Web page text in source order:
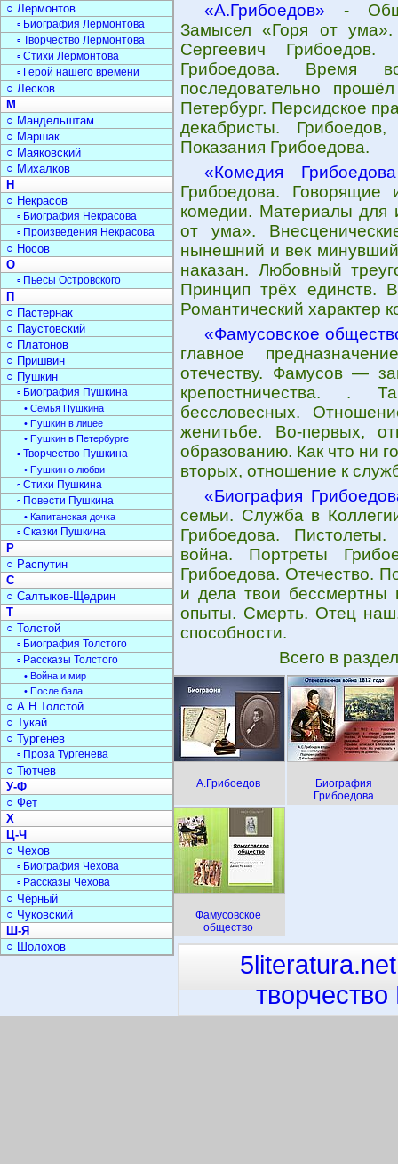
«А.Грибоедов» -
Замысел «Горя от ума».
Сергеевич
Грибоедова. Время
последовательно
Петербург. Персидское
декабристы.
Показания Грибоедова.
«Комедия
Грибоедова.
комедии. Материалы для
от ума».
нынешний и век
наказан. Любовный
Принцип трёх единств.
Романтический характер
«Фамусовское
главное
отечеству. Фамусов —
крепостничества. .
бессловесных.
женитьбе. Во-первых,
образованию. Как что ни
вторых, отношение к
«Биография
семьи. Служба в
Грибоедова.
война. Портреты
Грибоедова. Отечество.
и дела твои бессмертны
опыты. Смерть. Отец
способности.
Всего в
А.Грибоедов
Биография
Грибоедова
Фамусовское
общество
○ Лермонтов
▫ Биография Лермонтова
▫ Творчество Лермонтова
▫ Стихи Лермонтова
▫ Герой нашего времени
○ Лесков
М
○ Мандельштам
○ Маршак
○ Маяковский
○ Михалков
Н
○ Некрасов
▫ Биография Некрасова
▫ Произведения Некрасова
○ Носов
О
▫ Пьесы Островского
П
○ Пастернак
○ Паустовский
○ Платонов
○ Пришвин
○ Пушкин
▫ Биография Пушкина
• Семья Пушкина
• Пушкин в лицее
• Пушкин в Петербурге
▫ Творчество Пушкина
• Пушкин о любви
▫ Стихи Пушкина
▫ Повести Пушкина
• Капитанская дочка
▫ Сказки Пушкина
Р
○ Распутин
С
○ Салтыков-Щедрин
Т
○ Толстой
▫ Биография Толстого
▫ Рассказы Толстого
• Война и мир
• После бала
○ А.Н.Толстой
○ Тукай
○ Тургенев
▫ Проза Тургенева
○ Тютчев
У-Ф
○ Фет
Х
Ц-Ч
○ Чехов
▫ Биография Чехова
▫ Рассказы Чехова
○ Чёрный
○ Чуковский
Ш-Я
○ Шолохов
5literatura.net